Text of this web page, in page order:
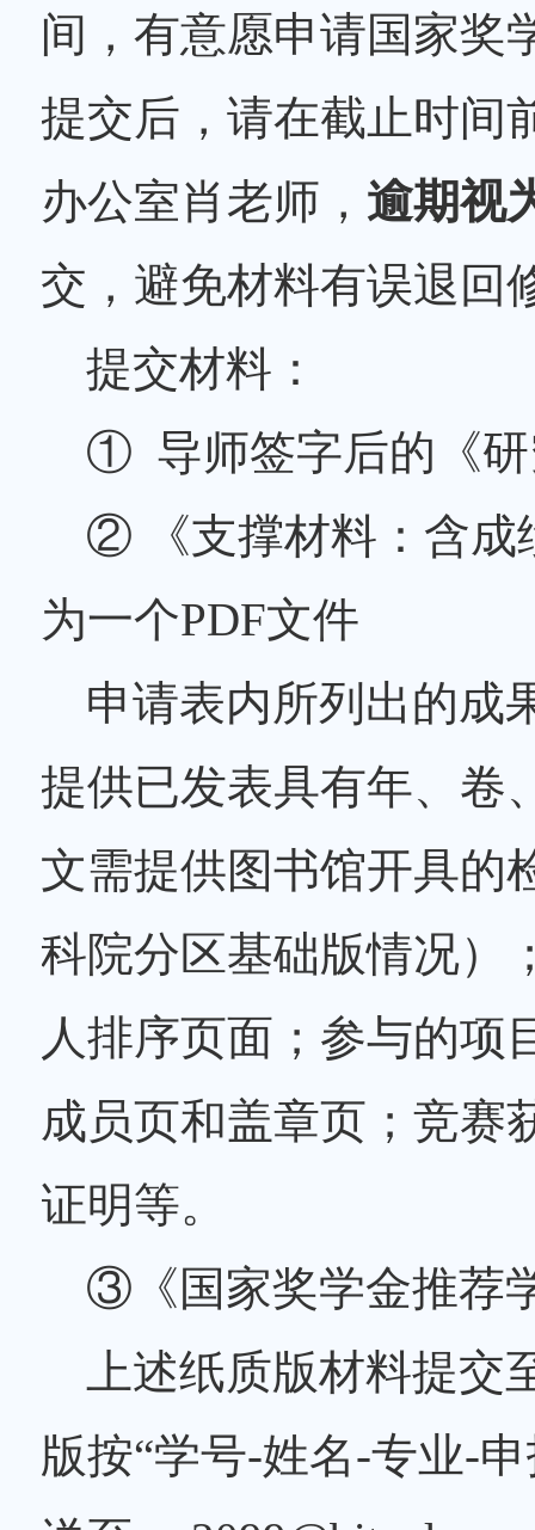
间，有意愿申请国家奖
提交后，请在截止时间
办公室肖老师， 逾期视
交，避免材料有误退回
提交材料：
① 导师签字后的《研
② 《支撑材料：含成
为一个PDF文件
申请表内所列出的成
提供已发表具有年、卷
文需提供图书馆开具的
科院分区基础版情况）
人排序页面；参与的项
成员页和盖章页；竞赛
证明等。
③《国家奖学金推荐
上述纸质版材料提交
版按“学号-姓名-专业-